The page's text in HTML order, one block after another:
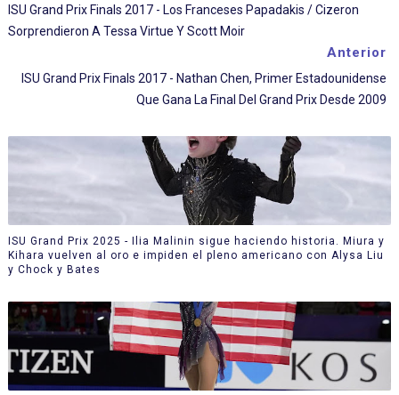
ISU Grand Prix Finals 2017 - Los Franceses Papadakis / Cizeron
Sorprendieron A Tessa Virtue Y Scott Moir
Anterior
ISU Grand Prix Finals 2017 - Nathan Chen, Primer Estadounidense
Que Gana La Final Del Grand Prix Desde 2009
ISU Grand Prix 2025 - Ilia Malinin sigue haciendo historia. Miura y
Kihara vuelven al oro e impiden el pleno americano con Alysa Liu
y Chock y Bates